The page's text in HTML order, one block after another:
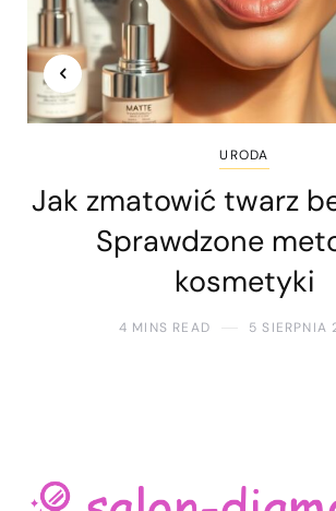
URODA
Jak zmatowić twarz
Sprawdzone
kosmetyki
4 MINS READ 5 SIERPNIA